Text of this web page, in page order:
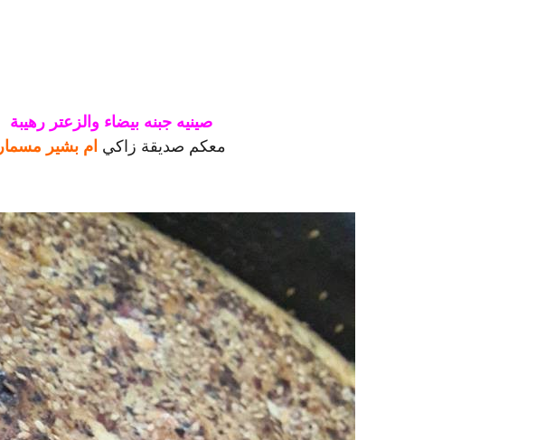
صينيه جبنه بيضاء والزعتر رهيبة
معكم صديقة زاكي ام بشير مسمار